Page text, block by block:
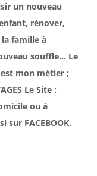
un nouveau
rénover,
famille à
souffle… Le
mon métier ;
Le Site :
ou à
sur FACEBOOK.